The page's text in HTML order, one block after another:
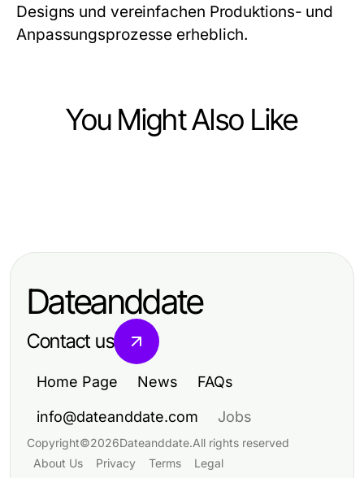
Designs und vereinfachen Produktions- und
Anpassungsprozesse erheblich.
You Might Also Like
Relevant in 2027? Expert Insights
Čo robí personálnu agentúru
konkurenciou?
Dateanddate
Contact us
Home Page News FAQs
info@dateanddate.com Jobs
Copyright©2026Dateanddate.All rights reserved
About Us
Privacy Terms Legal